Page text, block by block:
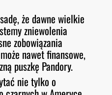
że dawne wielkie
zniewolenia
zobowiązania
nawet finansowe,
puszkę Pandory.
nie tylko o